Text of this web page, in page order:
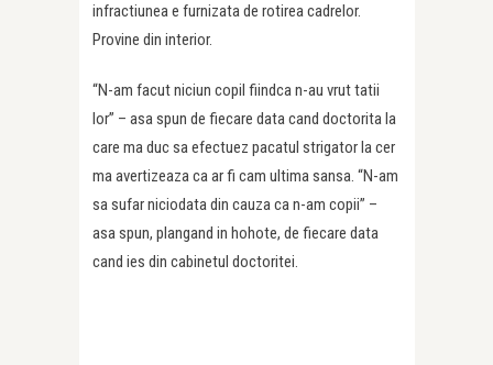
infractiunea e furnizata de rotirea cadrelor.
Provine din interior.
“N-am facut niciun copil fiindca n-au vrut tatii
lor” – asa spun de fiecare data cand doctorita la
care ma duc sa efectuez pacatul strigator la cer
ma avertizeaza ca ar fi cam ultima sansa. “N-am
sa sufar niciodata din cauza ca n-am copii” –
asa spun, plangand in hohote, de fiecare data
cand ies din cabinetul doctoritei.